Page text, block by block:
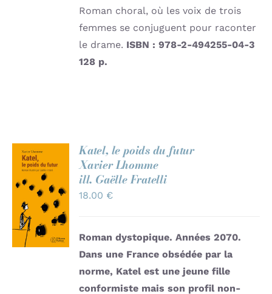
Roman choral, où les voix de trois
femmes se conjuguent pour raconter
le drame. ISBN : 978-2-494255-04-3
128 p.
AJOUTER
AU
PANIER
/
DÉTAILS
Katel, le poids du futur
Xavier Lhomme
ill. Gaëlle Fratelli
18.00 €
Roman dystopique. Années 2070.
Dans une France obsédée par la
norme, Katel est une jeune fille
conformiste mais son profil non-